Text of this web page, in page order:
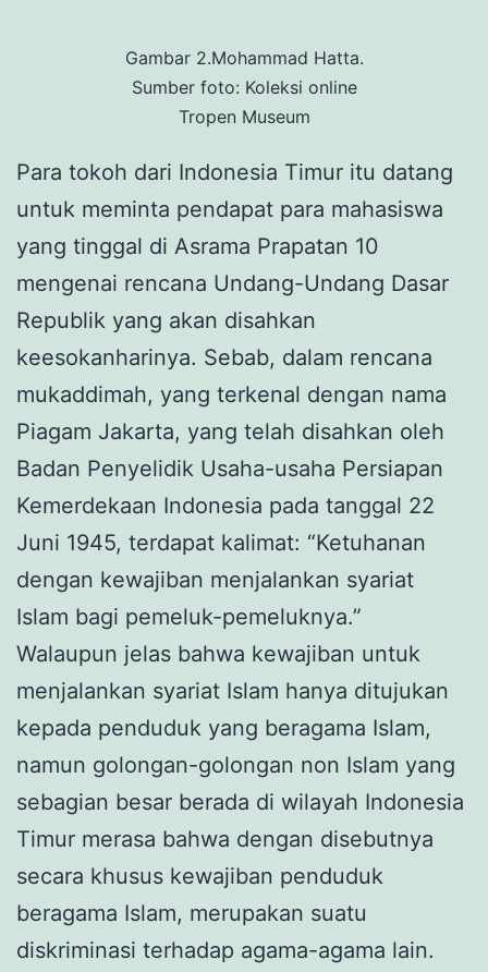
Gambar 2.Mohammad Hatta.
Sumber foto: Koleksi online
Tropen Museum
Para tokoh dari Indonesia Timur itu datang
untuk meminta pendapat para mahasiswa
yang tinggal di Asrama Prapatan 10
mengenai rencana Undang-Undang Dasar
Republik yang akan disahkan
keesokanharinya. Sebab, dalam rencana
mukaddimah, yang terkenal dengan nama
Piagam Jakarta, yang telah disahkan oleh
Badan Penyelidik Usaha-usaha Persiapan
Kemerdekaan Indonesia pada tanggal 22
Juni 1945, terdapat kalimat: “Ketuhanan
dengan kewajiban menjalankan syariat
Islam bagi pemeluk-pemeluknya.”
Walaupun jelas bahwa kewajiban untuk
menjalankan syariat Islam hanya ditujukan
kepada penduduk yang beragama Islam,
namun golongan-golongan non Islam yang
sebagian besar berada di wilayah Indonesia
Timur merasa bahwa dengan disebutnya
secara khusus kewajiban penduduk
beragama Islam, merupakan suatu
diskriminasi terhadap agama-agama lain.